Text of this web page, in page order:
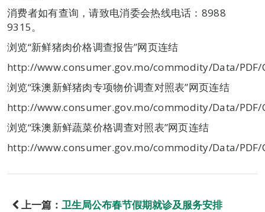
消费者如有查询，请致电消委会热线电话：8988
9315。
浏览“新鲜猪肉价格调查报告”网页连结
http://www.consumer.gov.mo/commodity/Data/
浏览“珠澳新鲜猪肉专项物价调查对照表”网页连结
http://www.consumer.gov.mo/commodity/Data/
浏览“珠澳新鲜蔬菜价格调查对照表”网页连结
http://www.consumer.gov.mo/commodity/Data/
上一篇： 卫生局公布春节假期就诊及服务安排